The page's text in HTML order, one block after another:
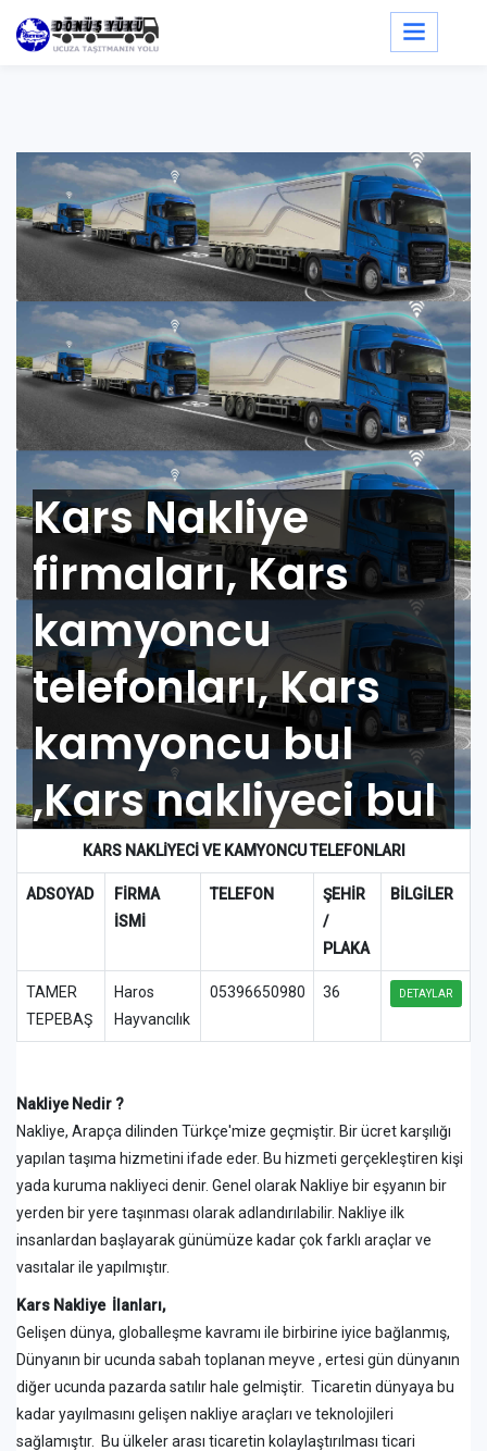
Kars Nakliye
firmaları, Kars
kamyoncu
telefonları, Kars
kamyoncu bul
,Kars nakliyeci bul
KARSNAKLİYECİ VE KAMYONCU TELEFONLARI
ADSOYAD
FİRMA
İSMİ
TELEFON
ŞEHİR
/
PLAKA
BİLGİLER
TAMER
TEPEBAŞ
Haros
Hayvancılık
05396650980 36 DETAYLAR
Nakliye Nedir ?
Nakliye, Arapça dilinden Türkçe'mize geçmiştir. Bir ücret karşılığı
yapılan taşıma hizmetini ifade eder. Bu hizmeti gerçekleştiren kişi
yada kuruma nakliyeci denir. Genel olarak Nakliye bir eşyanın bir
yerden bir yere taşınması olarak adlandırılabilir. Nakliye ilk
insanlardan başlayarak günümüze kadar çok farklı araçlar ve
vasıtalar ile yapılmıştır.
Kars Nakliye İlanları,
Gelişen dünya, globalleşme kavramı ile birbirine iyice bağlanmış,
Dünyanın bir ucunda sabah toplanan meyve , ertesi gün dünyanın
diğer ucunda pazarda satılır hale gelmiştir. Ticaretin dünyaya bu
kadar yayılmasını gelişen nakliye araçları ve teknolojileri
sağlamıştır. Bu ülkeler arası ticaretin kolaylaştırılması ticari